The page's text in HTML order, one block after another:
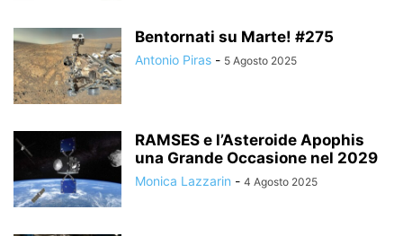
Bentornati su Marte! #275
Antonio Piras - 5 Agosto 2025
RAMSES e l’Asteroide Apophis
una Grande Occasione nel 2029
Monica Lazzarin - 4 Agosto 2025